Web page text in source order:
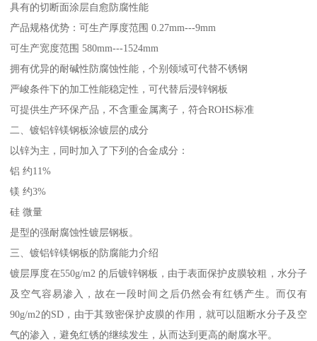
具有的切断面涂层自愈防腐性能
产品规格优势：可生产厚度范围 0.27mm---9mm
可生产宽度范围 580mm---1524mm
拥有优异的耐碱性防腐蚀性能，个别领域可代替不锈钢
严峻条件下的加工性能稳定性，可代替后浸锌钢板
可提供生产环保产品，不含重金属离子，符合ROHS标准
二、镀铝锌镁钢板涂镀层的成分
以锌为主，同时加入了下列的合金成分：
铝 约11%
镁 约3%
硅 微量
是型的强耐腐蚀性镀层钢板。
三、镀铝锌镁钢板的防腐能力介绍
镀层厚度在550g/m2 的后镀锌钢板，由于表面保护皮膜较粗，水分子
及空气容易渗入，故在一段时间之后仍然会有红锈产生。而仅有
90g/m2的SD，由于其致密保护皮膜的作用，就可以阻断水分子及空
气的渗入，避免红锈的继续发生，从而达到更高的耐腐水平。